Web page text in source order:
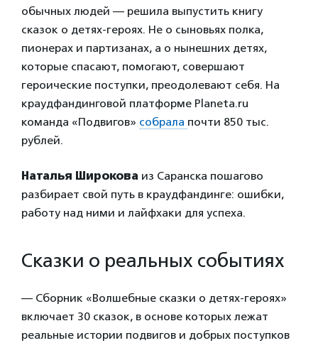
обычных людей — решила выпустить книгу
сказок о детях-героях. Не о сыновьях полка,
пионерах и партизанах, а о нынешних детях,
которые спасают, помогают, совершают
героические поступки, преодолевают себя. На
краудфандинговой платформе Planeta.ru
команда «Подвигов» собрала почти 850 тыс.
рублей.
Наталья Широкова из Саранска пошагово
разбирает свой путь в краудфандинге: ошибки,
работу над ними и лайфхаки для успеха.
Сказки о реальных событиях
— Сборник «Волшебные сказки о детях-героях»
включает 30 сказок, в основе которых лежат
реальные истории подвигов и добрых поступков